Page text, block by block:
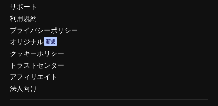
サポート
利用規約
プライバシーポリシー
オリジナル 新規
クッキーポリシー
トラストセンター
アフィリエイト
法人向け